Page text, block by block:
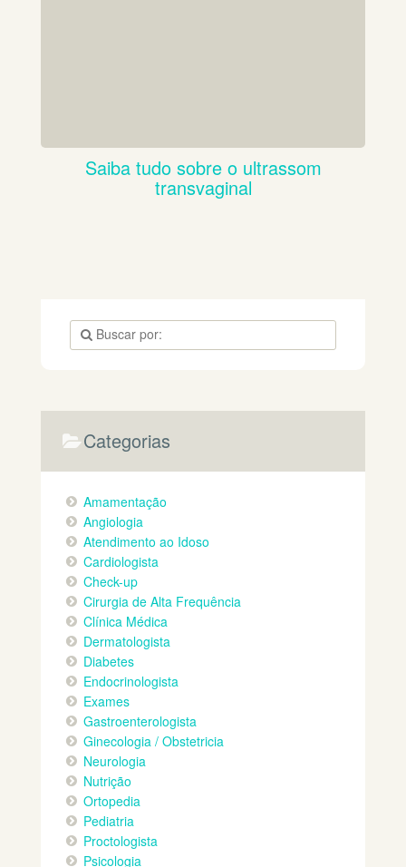
Saiba tudo sobre o ultrassom
transvaginal
Categorias
Amamentação
Angiologia
Atendimento ao Idoso
Cardiologista
Check-up
Cirurgia de Alta Frequência
Clínica Médica
Dermatologista
Diabetes
Endocrinologista
Exames
Gastroenterologista
Ginecologia / Obstetricia
Neurologia
Nutrição
Ortopedia
Pediatria
Proctologista
Psicologia